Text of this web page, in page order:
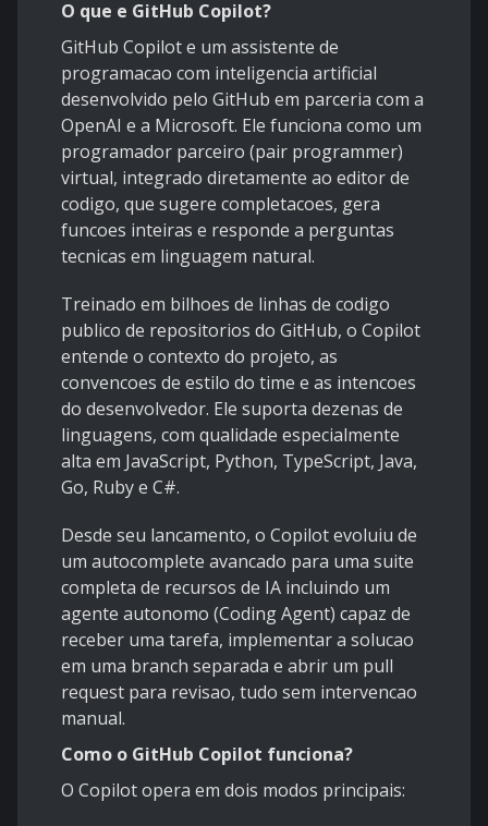
O que e GitHub Copilot?
GitHub Copilot e um assistente de
programacao com inteligencia artificial
desenvolvido pelo GitHub em parceria com a
OpenAI e a Microsoft. Ele funciona como um
programador parceiro (pair programmer)
virtual, integrado diretamente ao editor de
codigo, que sugere completacoes, gera
funcoes inteiras e responde a perguntas
tecnicas em linguagem natural.
Treinado em bilhoes de linhas de codigo
publico de repositorios do GitHub, o Copilot
entende o contexto do projeto, as
convencoes de estilo do time e as intencoes
do desenvolvedor. Ele suporta dezenas de
linguagens, com qualidade especialmente
alta em JavaScript, Python, TypeScript, Java,
Go, Ruby e C#.
Desde seu lancamento, o Copilot evoluiu de
um autocomplete avancado para uma suite
completa de recursos de IA incluindo um
agente autonomo (Coding Agent) capaz de
receber uma tarefa, implementar a solucao
em uma branch separada e abrir um pull
request para revisao, tudo sem intervencao
manual.
Como o GitHub Copilot funciona?
O Copilot opera em dois modos principais: